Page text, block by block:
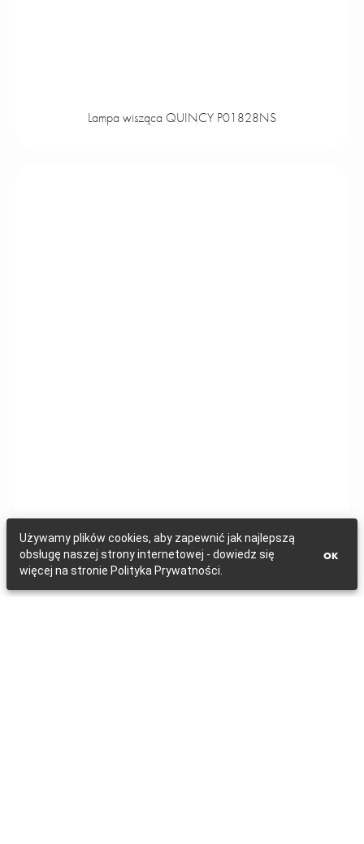
Lampa wisząca QUINCY P01828NS
Używamy plików cookies, aby zapewnić jak najlepszą
obsługę naszej strony internetowej - dowiedz się
więcej na stronie Polityka Prywatności.
OK